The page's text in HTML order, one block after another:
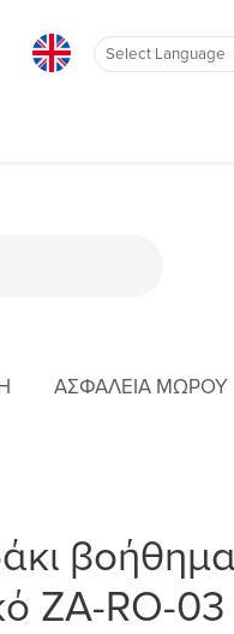
ΑΣΦΆΛΕΙΑ ΜΩΡΟΎ
ZA-RO-03